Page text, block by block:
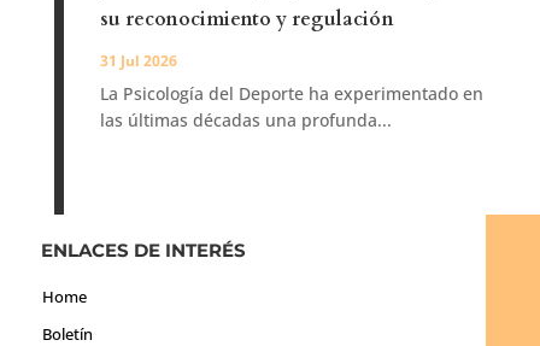
su reconocimiento y regulación
31 Jul 2026
La Psicología del Deporte ha experimentado en
las últimas décadas una profunda...
ENLACES DE INTERÉS
Home
Boletín